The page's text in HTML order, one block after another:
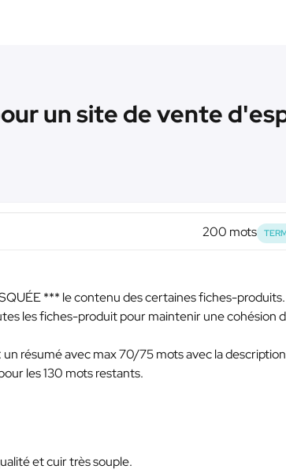
un site de vente
200 mots
*** le contenu des certaines fiches-produits.
les fiches-produit pour maintenir une cohésion
résumé avec max 70/75 mots avec la
les 130 mots restants.
et cuir très souple.